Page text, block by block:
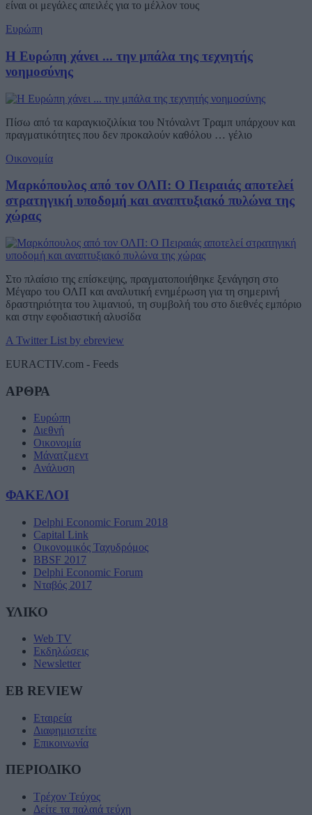
είναι οι μεγάλες απειλές για το μέλλον τους
Ευρώπη
Η Ευρώπη χάνει ... την μπάλα της τεχνητής
νοημοσύνης
Πίσω από τα καραγκιοζιλίκια του Ντόναλντ Τραμπ υπάρχουν και
πραγματικότητες που δεν προκαλούν καθόλου … γέλιο
Οικονομία
Μαρκόπουλος από τον ΟΛΠ: Ο Πειραιάς αποτελεί
στρατηγική υποδομή και αναπτυξιακό πυλώνα της
χώρας
Στο πλαίσιο της επίσκεψης, πραγματοποιήθηκε ξενάγηση στο
Μέγαρο του ΟΛΠ και αναλυτική ενημέρωση για τη σημερινή
δραστηριότητα του λιμανιού, τη συμβολή του στο διεθνές εμπόριο
και στην εφοδιαστική αλυσίδα
A Twitter List by ebreview
EURACTIV.com - Feeds
ΑΡΘΡΑ
Ευρώπη
Διεθνή
Οικονομία
Μάνατζμεντ
Ανάλυση
ΦΑΚΕΛΟΙ
Delphi Economic Forum 2018
Capital Link
Οικονομικός Ταχυδρόμος
BBSF 2017
Delphi Economic Forum
Νταβός 2017
ΥΛΙΚΟ
Web TV
Εκδηλώσεις
Newsletter
EB REVIEW
Εταιρεία
Διαφημιστείτε
Επικοινωνία
ΠΕΡΙΟΔΙΚΟ
Τρέχον Τεύχος
Δείτε τα παλαιά τεύχη